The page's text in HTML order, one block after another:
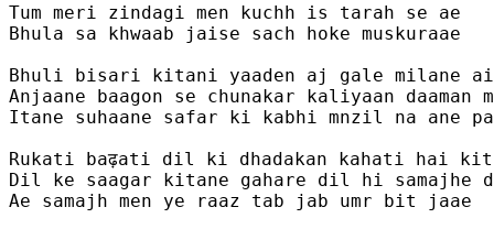
Tum meri zindagi men kuchh is tarah se ae
Bhula sa khwaab jaise sach hoke muskuraae
Bhuli bisari kitani yaaden aj gale milane
Anjaane baagon se chunakar kaliyaan daaman
Itane suhaane safar ki kabhi mnzil na ane
Rukati baढ़ati dil ki dhadakan kahati hai
Dil ke saagar kitane gahare dil hi samajhe
Ae samajh men ye raaz tab jab umr bit jaae